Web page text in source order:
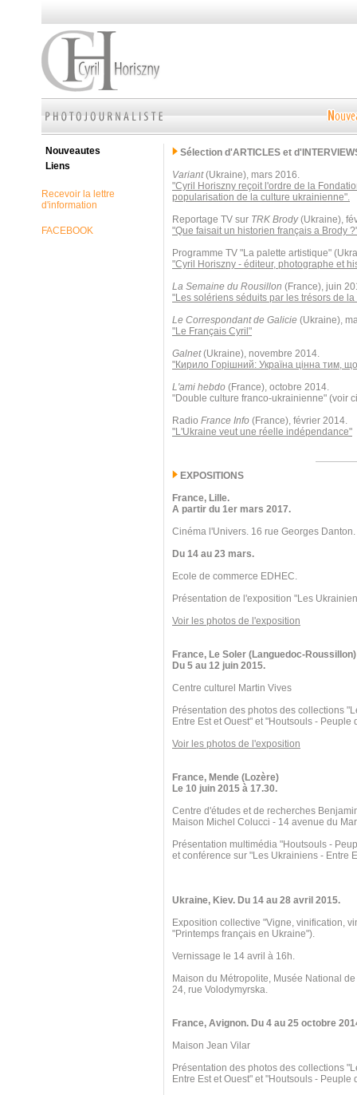
Nouveautes
Liens
Recevoir la lettre
d'information
FACEBOOK
Sélection d'ARTICLES et
Variant(Ukraine), mars 2016.
"Cyril Horiszny reçoit l'ordre de la
popularisation de la culture ukrainienne".
Reportage TV sur TRK Brody(Ukraine),
"Que faisait un historien français a Brody
Programme TV "La palette artistique"
"Cyril Horiszny - éditeur, photographe et
La Semaine du Rousillon (France), juin
"Les solériens séduits par les trésors de
Le Correspondant de Galicie (Ukraine),
"Le Français Cyril"
Galnet(Ukraine), novembre 2014.
"Кирило Горішний: Україна цінна тим,
L'ami hebdo (France), octobre 2014.
"Double culture franco-ukrainienne" (voir
Radio France Info (France), février 2014.
"L'Ukraine veut une réelle indépendance"
EXPOSITIONS
France, Lille.
A partir du 1er mars 2017.
Cinéma l'Univers. 16 rue Georges Danton.
Du 14 au 23 mars.
Ecole de commerce EDHEC.
Présentation de l'exposition "Les
Voir les photos de l'exposition
France, Le Soler (Languedoc-Roussillon)
Du 5 au 12 juin 2015.
Centre culturel Martin Vives
Présentation des photos des collections
Entre Est et Ouest" et "Houtsouls - Peuple
Voir les photos de l'exposition
France, Mende (Lozère)
Le 10 juin 2015 à 17.30.
Centre d'études et de recherches
Maison Michel Colucci - 14 avenue du
Présentation multimédia "Houtsouls -
et conférence sur "Les Ukrainiens - Entre
Ukraine, Kiev. Du 14 au 28 avril 2015.
Exposition collective "Vigne, vinification,
"Printemps français en Ukraine").
Vernissage le 14 avril à 16h.
Maison du Métropolite, Musée National
24, rue Volodymyrska.
France, Avignon. Du 4 au 25 octobre
Maison Jean Vilar
Présentation des photos des collections
Entre Est et Ouest" et "Houtsouls - Peuple